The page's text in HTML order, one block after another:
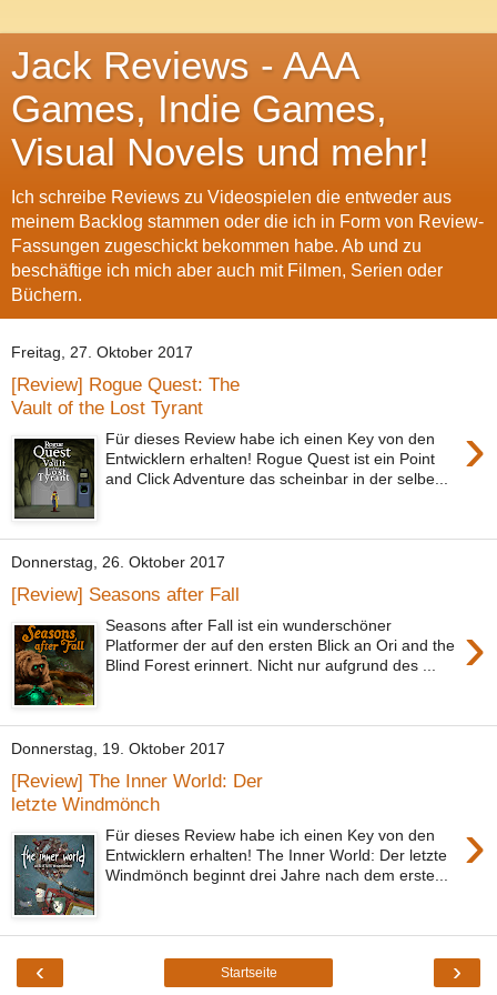
Jack Reviews - AAA
Games, Indie Games,
Visual Novels und mehr!
Ich schreibe Reviews zu Videospielen die entweder aus
meinem Backlog stammen oder die ich in Form von Review-
Fassungen zugeschickt bekommen habe. Ab und zu
beschäftige ich mich aber auch mit Filmen, Serien oder
Büchern.
Freitag, 27. Oktober 2017
[Review] Rogue Quest: The
Vault of the Lost Tyrant
›
Für dieses Review habe ich einen Key von den
Entwicklern erhalten! Rogue Quest ist ein Point
and Click Adventure das scheinbar in der selbe...
Donnerstag, 26. Oktober 2017
[Review] Seasons after Fall
›
Seasons after Fall ist ein wunderschöner
Platformer der auf den ersten Blick an Ori and the
Blind Forest erinnert. Nicht nur aufgrund des ...
Donnerstag, 19. Oktober 2017
[Review] The Inner World: Der
letzte Windmönch
›
Für dieses Review habe ich einen Key von den
Entwicklern erhalten! The Inner World: Der letzte
Windmönch beginnt drei Jahre nach dem erste...
‹ ›
Startseite